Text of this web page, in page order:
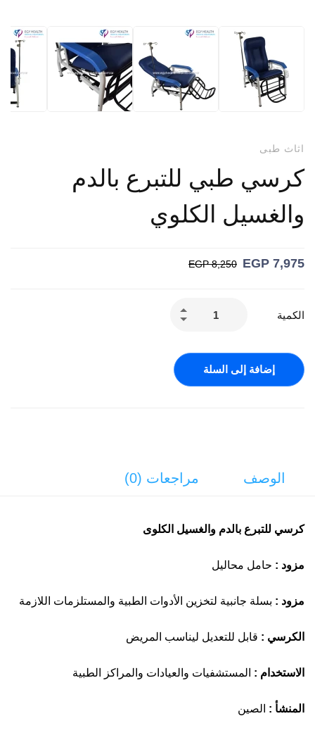
اثاث طبى
كرسي طبي للتبرع بالدم
والغسيل الكلوي
EGP 7,975
EGP8,250
الكمية
إضافة إلى السلة
الوصف مراجعات (0)
كرسي للتبرع بالدم والغسيل الكلوى
مزود : حامل محاليل
مزود : بسلة جانبية لتخزين الأدوات الطبية والمستلزمات اللازمة
الكرسي : قابل للتعديل ليناسب المريض
الاستخدام : المستشفيات والعيادات والمراكز الطبية
المنشأ : الصين